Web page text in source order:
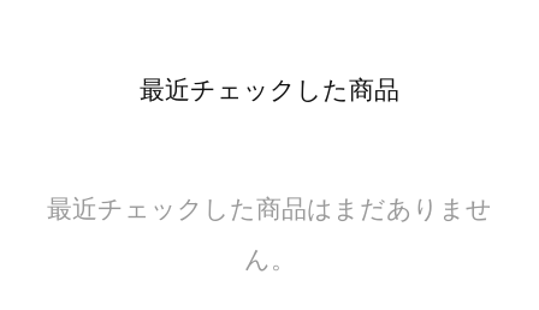
最近チェックした商品
最近チェックした商品はまだありませ
ん。